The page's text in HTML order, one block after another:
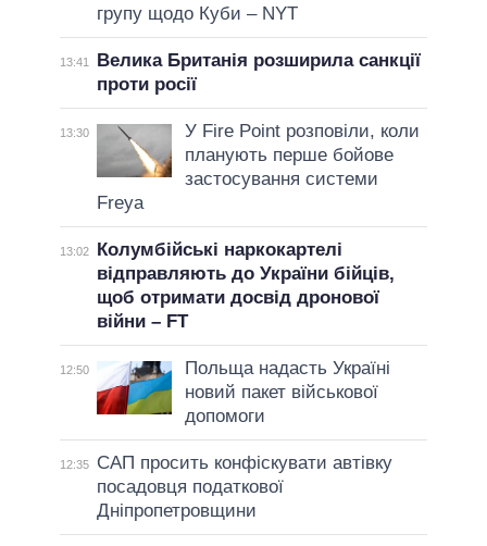
групу щодо Куби – NYT
13:41
Велика Британія розширила санкції
проти росії
13:30
У Fire Point розповіли, коли
планують перше бойове
застосування системи
Freya
13:02
Колумбійські наркокартелі
відправляють до України бійців,
щоб отримати досвід дронової
війни – FT
12:50
Польща надасть Україні
новий пакет військової
допомоги
12:35
САП просить конфіскувати автівку
посадовця податкової
Дніпропетровщини